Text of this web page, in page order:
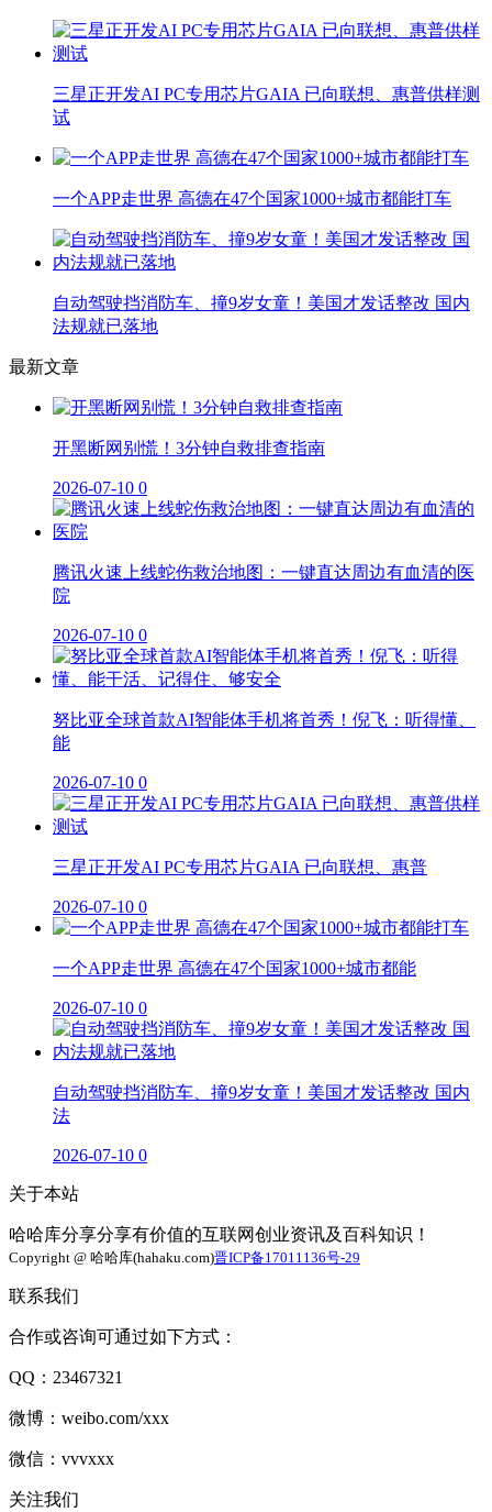
三星正开发AI PC专用芯片GAIA 已向联想、惠普供样测
试
一个APP走世界 高德在47个国家1000+城市都能打车
自动驾驶挡消防车、撞9岁女童！美国才发话整改 国内
法规就已落地
最新文章
开黑断网别慌！3分钟自救排查指南
2026-07-10 0
腾讯火速上线蛇伤救治地图：一键直达周边有血清的医
院
2026-07-10 0
努比亚全球首款AI智能体手机将首秀！倪飞：听得懂、
能
2026-07-10 0
三星正开发AI PC专用芯片GAIA 已向联想、惠普
2026-07-10 0
一个APP走世界 高德在47个国家1000+城市都能
2026-07-10 0
自动驾驶挡消防车、撞9岁女童！美国才发话整改 国内
法
2026-07-10 0
关于本站
哈哈库分享分享有价值的互联网创业资讯及百科知识！
Copyright @ 哈哈库(hahaku.com)晋ICP备17011136号-29
联系我们
合作或咨询可通过如下方式：
QQ：23467321
微博：weibo.com/xxx
微信：vvvxxx
关注我们